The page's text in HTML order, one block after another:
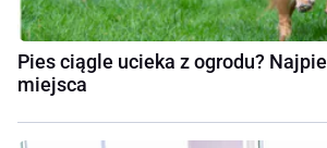
Pies ciągle ucieka z ogrodu?
miejsca